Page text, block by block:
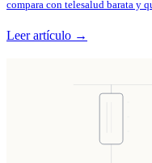
compara con telesalud barata y
Leer artículo →